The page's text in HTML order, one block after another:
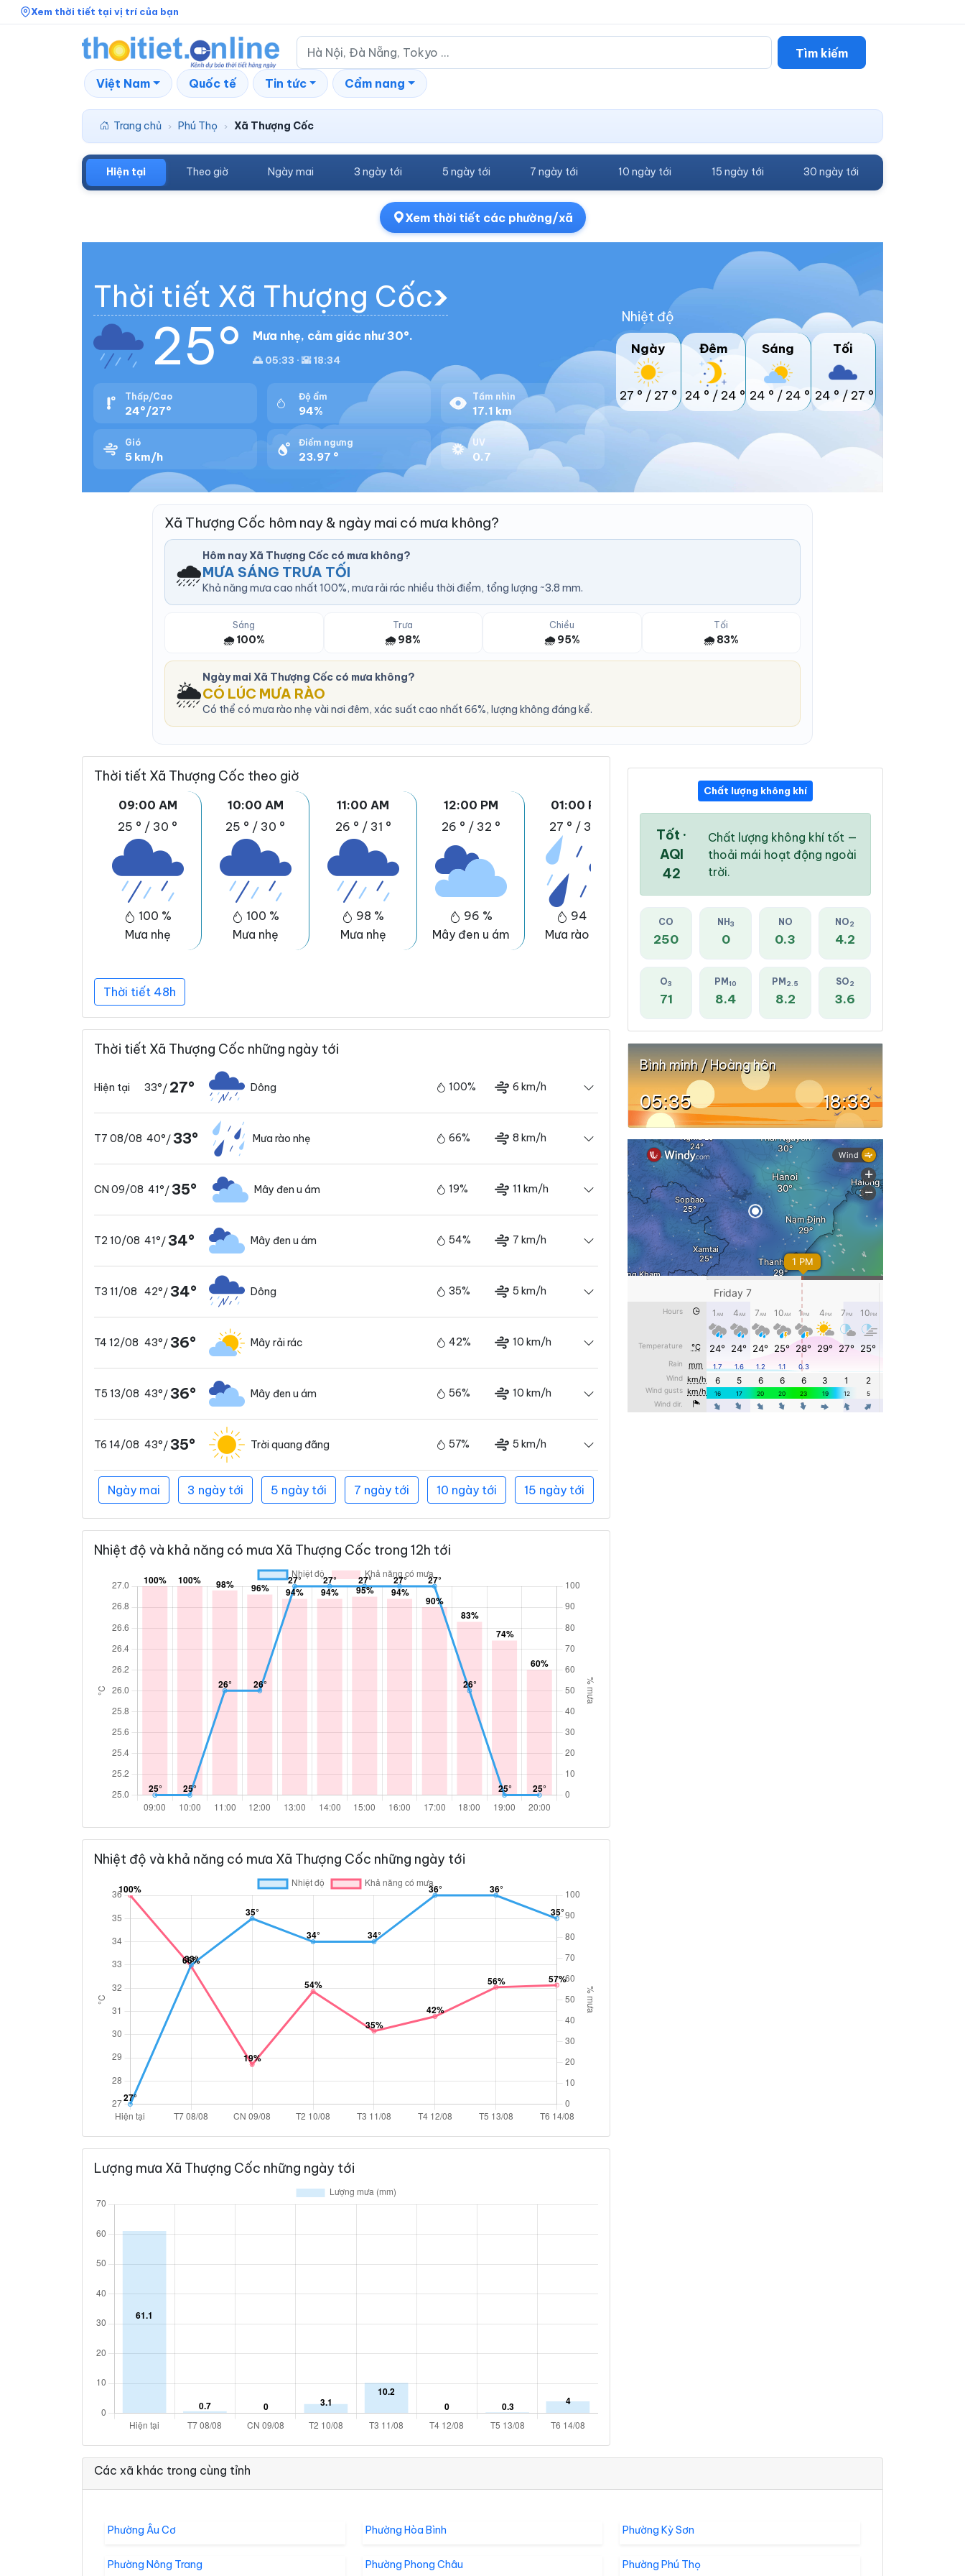
Xem thời tiết tại vị trí của bạn
Tìm kiếm
Việt Nam Quốc tế Tin tức Cẩm nang
Trang chủ › Phú Thọ › Xã Thượng Cốc
Hiện tại Theo giờ Ngày mai 3 ngày tới 5 ngày tới 7 ngày tới 10 ngày tới 15 ngày tới 30 ngày tới
Xem thời tiết các phường/xã
Thời tiết Xã Thượng Cốc
25° Mưa nhẹ, cảm giác như 30°.
🌅 05:33 · 🌇 18:34
Thấp/Cao
24°/27°
Độ ẩm
94%
Tầm nhìn
17.1 km
Gió
5 km/h
Điểm ngưng
23.97 °
UV
0.7
Nhiệt độ
Ngày
27 ° / 27 °
Đêm
24 ° / 24 °
Sáng
24 ° / 24 °
Tối
24 ° / 27 °
Xã Thượng Cốc hôm nay & ngày mai có mưa không?
🌧️
Hôm nay Xã Thượng Cốc có mưa không?
MƯA SÁNG TRƯA TỐI
Khả năng mưa cao nhất 100%, mưa rải rác nhiều thời điểm, tổng lượng ~3.8 mm.
Sáng
🌧️ 100%
Trưa
🌧️ 98%
Chiều
🌧️ 95%
Tối
🌧️ 83%
🌦️
Ngày mai Xã Thượng Cốc có mưa không?
CÓ LÚC MƯA RÀO
Có thể có mưa rào nhẹ vài nơi đêm, xác suất cao nhất 66%, lượng không đáng kể.
Thời tiết Xã Thượng Cốc theo giờ
09:00 AM
25 ° / 30 °
100 %
Mưa nhẹ
10:00 AM
25 ° / 30 °
100 %
Mưa nhẹ
11:00 AM
26 ° / 31 °
98 %
Mưa nhẹ
12:00 PM
26 ° / 32 °
96 %
Mây đen u ám
01:00 PM
27 ° / 32 °
94 %
Mưa rào nhẹ
02:00 PM
27 °
Mây đen u ám
03:00 PM
95 %
Mây đen u ám
Thời tiết 48h
Thời tiết Xã Thượng Cốc những ngày tới
Hiện tại 33°/ 27° Dông 100% 6 km/h
T7 08/08 40°/33° Mưa rào nhẹ 66% 8 km/h
CN 09/08 41°/35° Mây đen u ám 19% 11 km/h
T2 10/08 41°/34° Mây đen u ám 54% 7 km/h
T3 11/08 42°/34° Dông 35% 5 km/h
T4 12/08 43°/36° Mây rải rác 42% 10 km/h
T5 13/08 43°/36° Mây đen u ám 56% 10 km/h
T6 14/08 43°/35° Trời quang đãng 57% 5 km/h
Ngày mai 3 ngày tới 5 ngày tới 7 ngày tới 10 ngày tới 15 ngày tới
Nhiệt độ và khả năng có mưa Xã Thượng Cốc trong 12h tới
Nhiệt độ và khả năng có mưa Xã Thượng Cốc những ngày tới
Lượng mưa Xã Thượng Cốc những ngày tới
Chất lượng không khí
Tốt ·
AQI
42
Chất lượng không khí tốt —
thoải mái hoạt động ngoài
trời.
CO
250
NH 3
0
NO
0.3
NO2
4.2
O3
71
PM 10
8.4
PM 2.5
8.2
SO2
3.6
Bình minh / Hoàng hôn
05:35 18:33
Các xã khác trong cùng tỉnh
Phường Âu Cơ Phường Hòa Bình Phường Kỳ Sơn
Phường Nông Trang Phường Phong Châu Phường Phú Thọ